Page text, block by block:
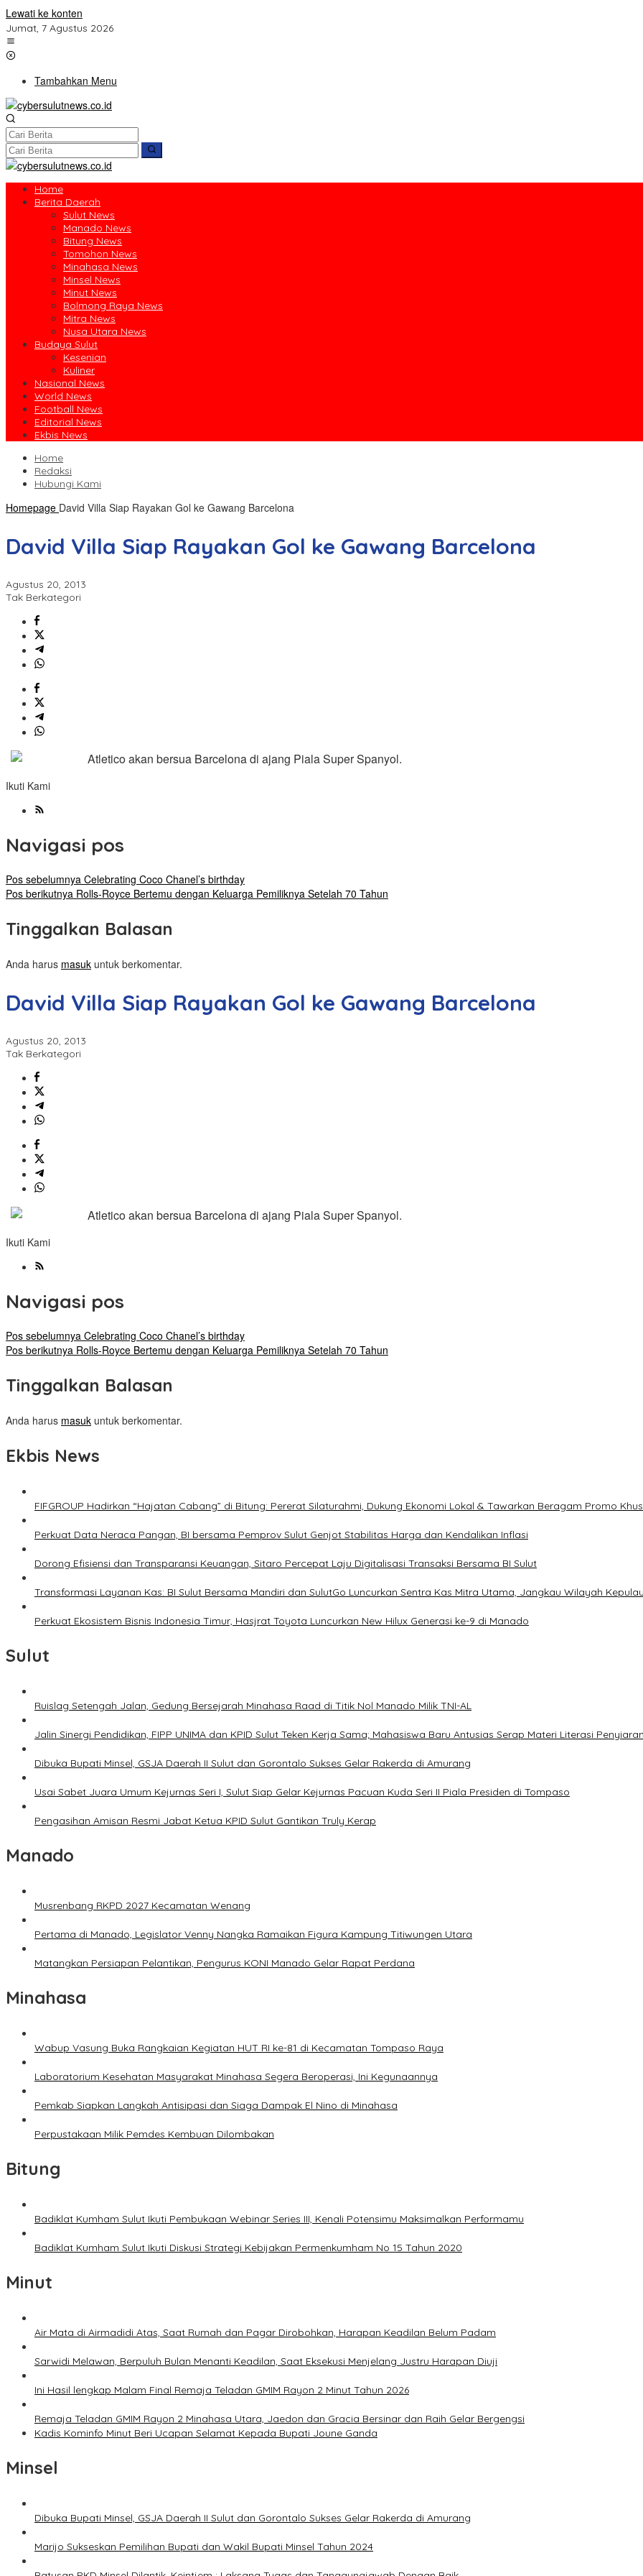
Lewati ke konten
Jumat, 7 Agustus 2026
Tambahkan Menu
Home
Berita Daerah
Sulut News
Manado News
Bitung News
Tomohon News
Minahasa News
Minsel News
Minut News
Bolmong Raya News
Mitra News
Nusa Utara News
Budaya Sulut
Kesenian
Kuliner
Nasional News
World News
Football News
Editorial News
Ekbis News
Home
Redaksi
Hubungi Kami
Homepage David Villa Siap Rayakan Gol ke Gawang Barcelona
David Villa Siap Rayakan Gol ke Gawang Barcelona
Agustus 20, 2013
Tak Berkategori
Atletico akan bersua Barcelona di ajang Piala Super Spanyol.
Ikuti Kami
Navigasi pos
Pos sebelumnya Celebrating Coco Chanel’s birthday
Pos berikutnya Rolls-Royce Bertemu dengan Keluarga Pemiliknya Setelah 70 Tahun
Tinggalkan Balasan
Anda harus masuk untuk berkomentar.
David Villa Siap Rayakan Gol ke Gawang Barcelona
Agustus 20, 2013
Tak Berkategori
Atletico akan bersua Barcelona di ajang Piala Super Spanyol.
Ikuti Kami
Navigasi pos
Pos sebelumnya Celebrating Coco Chanel’s birthday
Pos berikutnya Rolls-Royce Bertemu dengan Keluarga Pemiliknya Setelah 70 Tahun
Tinggalkan Balasan
Anda harus masuk untuk berkomentar.
Ekbis News
FIFGROUP Hadirkan “Hajatan Cabang” di Bitung: Pererat Silaturahmi, Dukung Ekonomi Lokal & Tawarkan Beragam Promo
Perkuat Data Neraca Pangan, BI bersama Pemprov Sulut Genjot Stabilitas Harga dan Kendalikan Inflasi
Dorong Efisiensi dan Transparansi Keuangan, Sitaro Percepat Laju Digitalisasi Transaksi Bersama BI Sulut
Transformasi Layanan Kas: BI Sulut Bersama Mandiri dan SulutGo Luncurkan Sentra Kas Mitra Utama, Jangkau Wilayah
Perkuat Ekosistem Bisnis Indonesia Timur, Hasjrat Toyota Luncurkan New Hilux Generasi ke-9 di Manado
Sulut
Ruislag Setengah Jalan, Gedung Bersejarah Minahasa Raad di Titik Nol Manado Milik TNI-AL
Jalin Sinergi Pendidikan, FIPP UNIMA dan KPID Sulut Teken Kerja Sama; Mahasiswa Baru Antusias Serap Materi Literasi Penyiaran
Dibuka Bupati Minsel, GSJA Daerah II Sulut dan Gorontalo Sukses Gelar Rakerda di Amurang
Usai Sabet Juara Umum Kejurnas Seri I, Sulut Siap Gelar Kejurnas Pacuan Kuda Seri II Piala Presiden di Tompaso
Pengasihan Amisan Resmi Jabat Ketua KPID Sulut Gantikan Truly Kerap
Manado
Musrenbang RKPD 2027 Kecamatan Wenang
Pertama di Manado, Legislator Venny Nangka Ramaikan Figura Kampung Titiwungen Utara
Matangkan Persiapan Pelantikan, Pengurus KONI Manado Gelar Rapat Perdana
Minahasa
Wabup Vasung Buka Rangkaian Kegiatan HUT RI ke-81 di Kecamatan Tompaso Raya
Laboratorium Kesehatan Masyarakat Minahasa Segera Beroperasi, Ini Kegunaannya
Pemkab Siapkan Langkah Antisipasi dan Siaga Dampak El Nino di Minahasa
Perpustakaan Milik Pemdes Kembuan Dilombakan
Bitung
Badiklat Kumham Sulut Ikuti Pembukaan Webinar Series III, Kenali Potensimu Maksimalkan Performamu
Badiklat Kumham Sulut Ikuti Diskusi Strategi Kebijakan Permenkumham No 15 Tahun 2020
Minut
Air Mata di Airmadidi Atas, Saat Rumah dan Pagar Dirobohkan, Harapan Keadilan Belum Padam
Sarwidi Melawan, Berpuluh Bulan Menanti Keadilan, Saat Eksekusi Menjelang Justru Harapan Diuji
Ini Hasil lengkap Malam Final Remaja Teladan GMIM Rayon 2 Minut Tahun 2026
Remaja Teladan GMIM Rayon 2 Minahasa Utara, Jaedon dan Gracia Bersinar dan Raih Gelar Bergengsi
Kadis Kominfo Minut Beri Ucapan Selamat Kepada Bupati Joune Ganda
Minsel
Dibuka Bupati Minsel, GSJA Daerah II Sulut dan Gorontalo Sukses Gelar Rakerda di Amurang
Marijo Sukseskan Pemilihan Bupati dan Wakil Bupati Minsel Tahun 2024